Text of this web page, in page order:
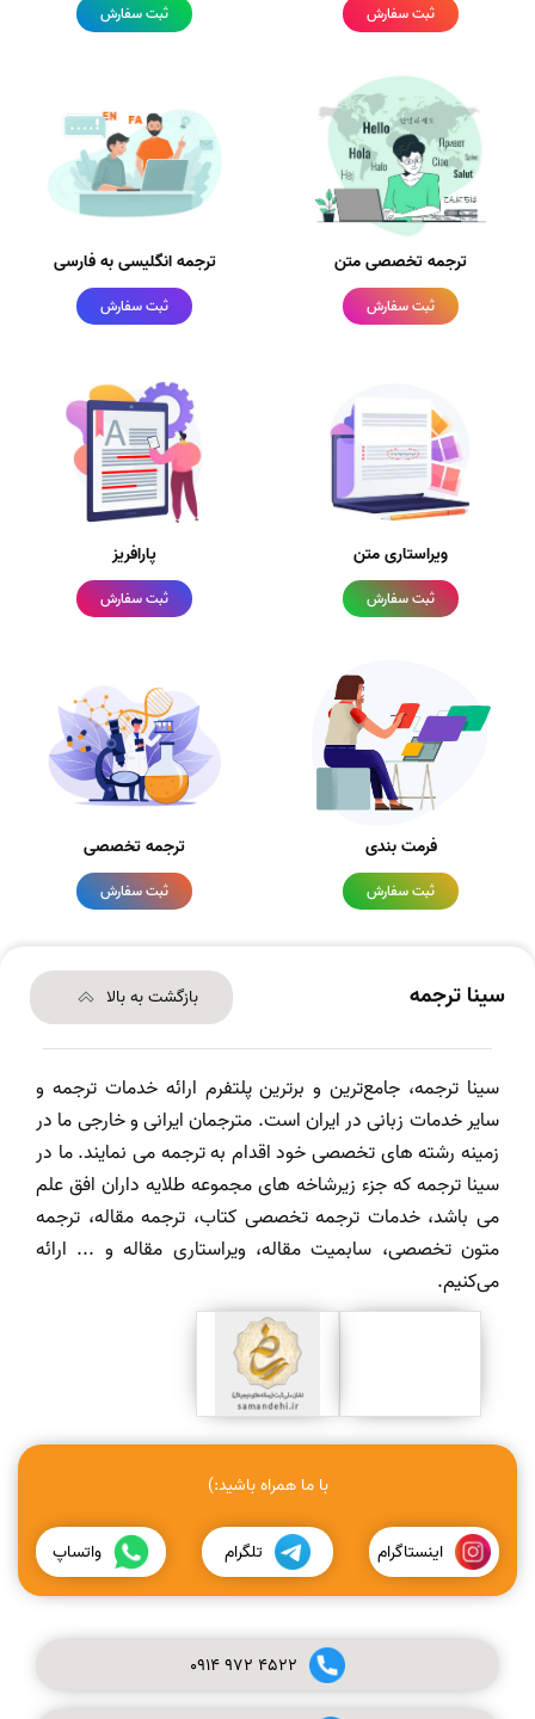
ثبت سفارش ثبت سفارش
ترجمه تخصصی متن
ثبت سفارش
ترجمه انگلیسی به فارسی
ثبت سفارش
ویراستاری متن
ثبت سفارش
پارافریز
ثبت سفارش
فرمت بندی
ثبت سفارش
ترجمه تخصصی
ثبت سفارش
سینا ترجمه بازگشت به بالا
سینا ترجمه، جامع‌ترین و برترین پلتفرم ارائه خدمات ترجمه و
سایر خدمات زبانی در ایران است. مترجمان ایرانی و خارجی ما در
زمینه رشته های تخصصی خود اقدام به ترجمه می نمایند. ما در
سینا ترجمه که جزء زیرشاخه های مجموعه طلایه داران افق علم
می باشد، خدمات ترجمه تخصصی کتاب، ترجمه مقاله، ترجمه
متون تخصصی، سابمیت مقاله، ویراستاری مقاله و ... ارائه
می‌کنیم.
با ما همراه باشید:)
اینستاگرام تلگرام واتساپ
0914972 4522